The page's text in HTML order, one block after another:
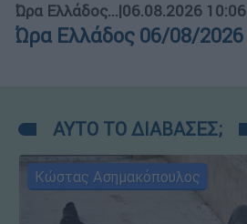
Ώρα Ελλάδος...|06.08.2026 10:06
Ώρα Ελλάδος 06/08/2026
ΑΥΤΟ ΤΟ ΔΙΑΒΑΣΕΣ;
Κώστας Ασημακόπουλος